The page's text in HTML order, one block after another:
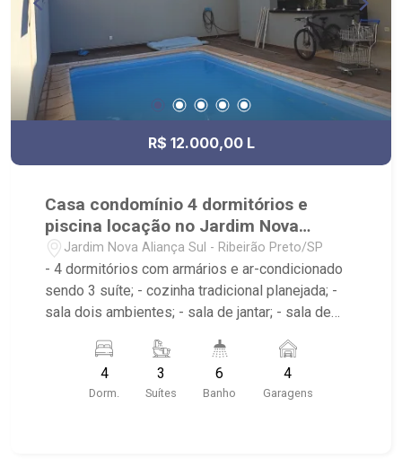
R$ 12.000,00 L
Casa condomínio 4 dormitórios e
piscina locação no Jardim Nova
Aliança Sul
Jardim Nova Aliança Sul - Ribeirão Preto/SP
- 4 dormitórios com armários e ar-condicionado
sendo 3 suíte; - cozinha tradicional planejada; -
sala dois ambientes; - sala de jantar; - sala de
hidro e prainha; - quintal cimentado; - escritório; -
6 banheiros com armários, box e espelho; -
lavabo; - banheiro de serviço; - energia
4
Dorm.
3
Suítes
6
Banho
4
Garagens